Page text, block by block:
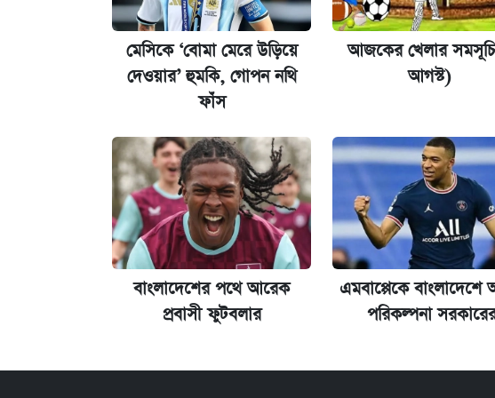
রাষ্ট্রবিরোধী কর্মকাণ্ড: ঢাবির কয়েকজন শিক্ষকের বিরুদ্ধে
আজকের বাজারে স্বর্ণের দাম (৬ আগস্ট)
মেসিকে ‘বোমা মেরে উড়িয়ে
দেওয়ার’ হুমকি, গোপন নথি
ফাঁস
আজকের খেলার
আগস্ট)
বাংলাদেশের পথে আরেক
প্রবাসী ফুটবলার
এমবাপ্পেকে বাংলাদেশে
পরিকল্পনা